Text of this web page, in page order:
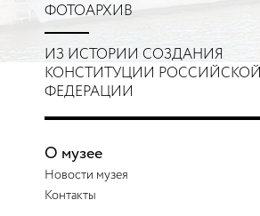
ФОТОАРХИВ
ИЗ ИСТОРИИ СОЗДАНИЯ
КОНСТИТУЦИИ РОССИЙСКОЙ
ФЕДЕРАЦИИ
О музее
Новости музея
Контакты